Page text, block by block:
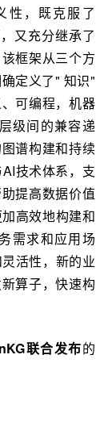
性，既克服了
又充分继承了
框架从三个方
定义了" 知识"
可编程，机器
级间的兼容递
谱构建和持续
技术体系，支
提高数据价值
高效地构建和
需求和应用场
活性，新的业
算子，快速构
联合发布的